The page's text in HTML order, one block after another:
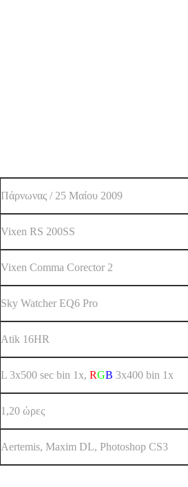
Πάρνωνας / 25 Mαίου 2009
Vixen RS 200SS
Vixen Comma Corector 2
Sky Watcher EQ6 Pro
Atik 16HR
L 3x500 sec bin 1x, RGB 3x400 bin 1x
1,20 ώρες
Aertemis, Maxim DL, Photoshop CS3